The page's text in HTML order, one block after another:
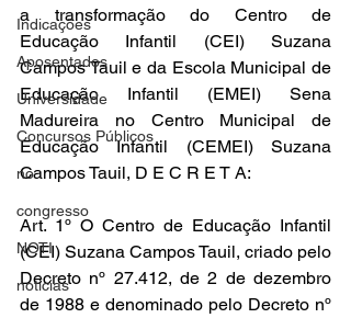
Indicações
Aposentados
Universidade
Concursos Públicos
no
congresso
NOTI
noticias
a transformação do Centro de
Educação Infantil (CEI) Suzana
Campos Tauil e da Escola Municipal de
Educação Infantil (EMEI) Sena
Madureira no Centro Municipal de
Educação Infantil (CEMEI) Suzana
Campos Tauil, D E C R E T A:
Art. 1º O Centro de Educação Infantil
(CEI) Suzana Campos Tauil, criado pelo
Decreto nº 27.412, de 2 de dezembro
de 1988 e denominado pelo Decreto nº